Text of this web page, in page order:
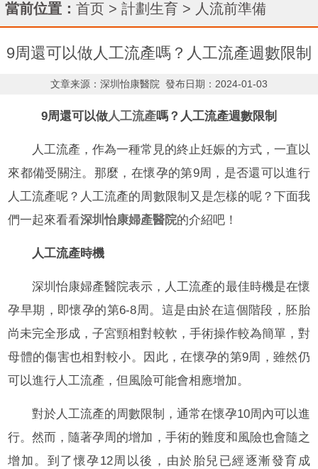
當前位置： 首页 > 計劃生育 > 人流前準備
9周還可以做人工流產嗎？人工流產週數限制
文章来源：深圳怡康醫院 發布日期：2024-01-03
9周還可以做人工流產嗎？人工流產週數限制
人工流產，作為一種常見的終止妊娠的方式，一直以
來都備受關注。那麼，在懷孕的第9周，是否還可以進行
人工流產呢？人工流產的周數限制又是怎樣的呢？下面我
們一起來看看深圳怡康婦產醫院的介紹吧！
人工流產時機
深圳怡康婦產醫院表示，人工流產的最佳時機是在懷
孕早期，即懷孕的第6-8周。這是由於在這個階段，胚胎
尚未完全形成，子宮頸相對較軟，手術操作較為簡單，對
母體的傷害也相對較小。因此，在懷孕的第9周，雖然仍
可以進行人工流產，但風險可能會相應增加。
對於人工流產的周數限制，通常在懷孕10周內可以進
行。然而，隨著孕周的增加，手術的難度和風險也會隨之
增加。到了懷孕12周以後，由於胎兒已經逐漸發育成